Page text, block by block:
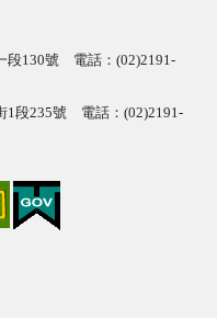
段130號 電話：(02)2191-
1段235號 電話：(02)2191-